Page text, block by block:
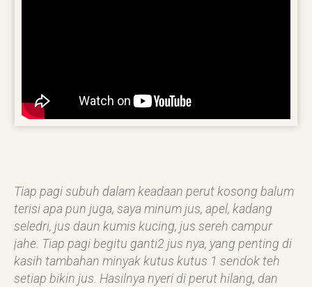
Tiap pagi subuh dalam keadaan perut kosong balum
terisi apa pun juga, saya minum jus, apel, kadang
seledri, jus daun kumis kucing, jus sereh campur
jahe. Tiap pagi begitu ganti2 jus nya, yang penting di
kasih tambahan minyak kutus kutus 1 sendok teh
setiap bikin jus. Hasilnya nyeri di perut hilang, dan